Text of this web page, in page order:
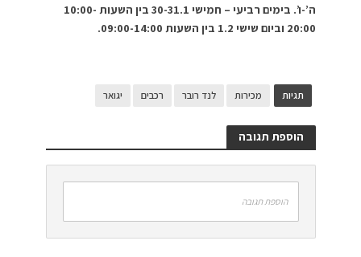
ה’-ו’. בימים רביעי – חמישי 30-31.1 בין השעות 10:00-
20:00 וביום שישי 1.2 בין השעות 09:00-14:00.
תגיות מכירות לנד רובר רכבים יגואר
הוספת תגובה
הוספת תגובה